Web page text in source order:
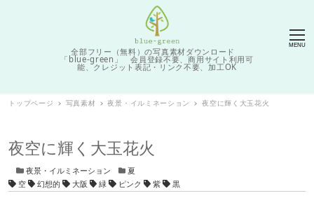
全部フリー（無料）の写真素材ダウンロード
「blue-green」 会員登録不要、商用サイト利用可
能、クレジット表記・リンク不要、加工OK
MENU
トップページ 写真素材 夜景・イルミネーション 夜空に輝く大玉花火
夜空に輝く大玉花火
カテゴリー
夜景・イルミネーション カテゴリー
夏
タグ
空 幻想的 大阪 緑 ピンク 紫 黒